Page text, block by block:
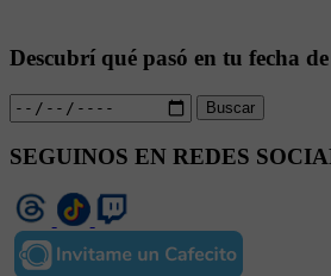
Descubrí qué pasó en tu fecha
Buscar
SEGUINOS EN REDES